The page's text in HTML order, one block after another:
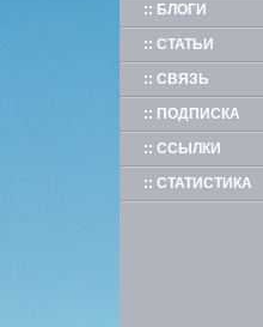
:: БЛОГИ
:: СТАТЬИ
:: СВЯЗЬ
:: ПОДПИСКА
:: ССЫЛКИ
:: СТАТИСТИКА